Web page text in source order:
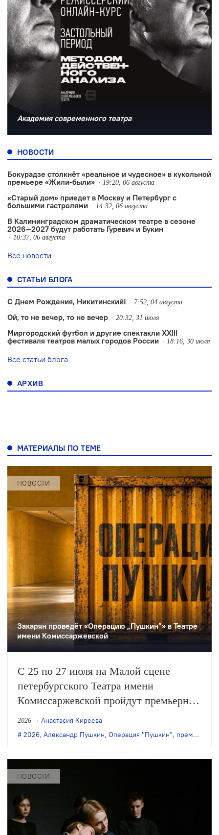
Академия современного театра
НОВОСТИ
Бокурадзе столкнëт «реальное и чудесное» в кукольной
премьере «Жили-были»
19:20, 06 августа
«Старый дом» приедет в Москву и Петербург с
большими гастролями
14:32, 06 августа
В Калининградском драматическом театре в сезоне
2026—2027 будут работать Гуревич и Букин
10:37, 06 августа
Все новости
СТАТЬИ БЛОГА
С Днем Рождения, Никитинский! 7:52, 04 августа
Ой, то не вечер, то не вечер 20:32, 31 июля
Миргородский футбол и другие спектакли XXIII
фестиваля театров малых городов России
18:16, 30 июля
Все статьи блога
АРХИВ
МАТЕРИАЛЫ ПО ТЕМЕ
НОВОСТИ
Закарян проведёт «Операцию „Пушкин”» в Театре
имени Комиссаржевской
С 25 по 27 июля на Малой сцене
петербургского Театра имени
Комиссаржевской пройдут премьерные
показы спектакля Эдгара Закаряна
«Операция „Пушкин”» по
2026
Анастасия Киреева
2026, Александр Пушкин, Операция "Пушкин", премьера
НОВОСТИ